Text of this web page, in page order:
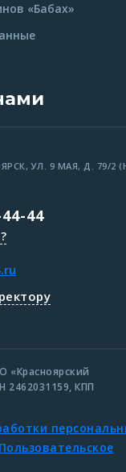
«Бабах»
УЛ. 9 МАЯ, Д. 79/2
44
«Красноярский
2462031159, КПП
Пользовательское